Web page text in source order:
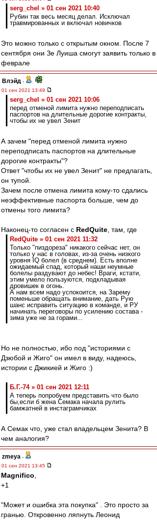
serg_chel » 01 сен 2021 10:40
Рубин так весь месяц делал. Исключал
травмированных и включал новичков
Это можно только с открытым окном. После 7
сентября они Зе Луиша смогут заявить только в
феврале
Влэйд -
01 сен 2021 13:49
serg_chel » 01 сен 2021 10:06
перед отменой лимита нужно переподписать
паспортов на длительные дорогие контракты,
чтобы их не увел Зенит
А зачем "перед отменой лимита нужно
переподписать паспортов на длительные
дорогие контракты"?
Ответ "чтобы их не увел Зенит" не предлагать,
он тупой.
Зачем после отмена лимита кому-то сдались
неэффективные паспорта больше, чем до
отмены того лимита?
Наконец-то согласен с RedQuite , там, где
RedQuite » 01 сен 2021 11:32
Только "пиздореза" никакого сейчас нет, он
только у нас в головах, из-за очень низкого
уровня IQ болел (в среднем). Есть вполне
ожидаемый спад, который наши неумные
болелы раздувают до небес! Враги, кстати,
этим умело пользуются, подкладывая
дровишек в огонь.
А нам всем надо успокоится, на Зарему
поменьше обращать внимание, дать Рую
шанс исправить ситуацию в команде, и РУ
начинать переговоры по усилению состава -
зима уже не за горами...
Но не полностью, ибо под "историями с
Дзюбой и Жиго" он имел в виду, надеюсь,
истории с Джикией и Жиго :)
Б.Г.-74 » 01 сен 2021 12:11
А теперь попробуем представить что было
бы,если б жена Семака начала рулить
бамжатней в инстаграмчиках
А Семак что, уже стал владельцем Зенита? В
чем аналогия?
zmeya -
01 сен 2021 13:45
Magnifico
+1
"Может и ошибка эта покупка" . Это просто за
гранью. Откровенно ляпнуть Леонид